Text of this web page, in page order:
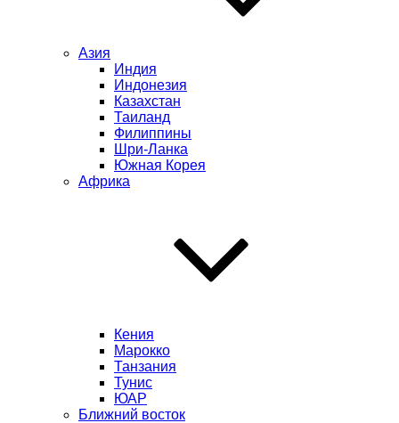
Азия
Индия
Индонезия
Казахстан
Таиланд
Филиппины
Шри-Ланка
Южная Корея
Африка
Кения
Марокко
Танзания
Тунис
ЮАР
Ближний восток